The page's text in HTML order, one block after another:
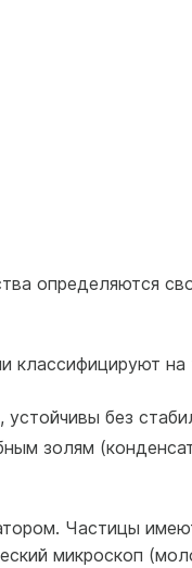
определяются
классифицируют на
без
золям
Частицы
микроскоп